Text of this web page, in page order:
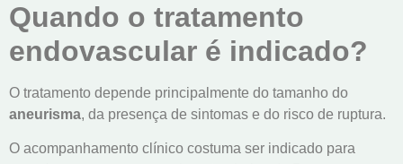
Quando o tratamento
endovascular é indicado?
O tratamento depende principalmente do tamanho do
aneurisma, da presença de sintomas e do risco de ruptura.
O acompanhamento clínico costuma ser indicado para